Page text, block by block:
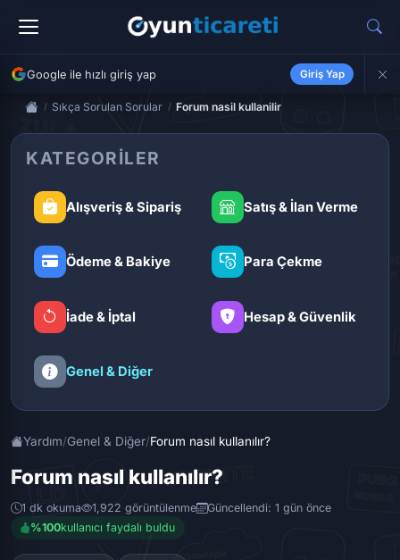
Google ile hızlı giriş yap Giriş Yap
Sıkça Sorulan Sorular Forum nasil kullanilir
KATEGORILER
Alışveriş & Sipariş Satış & İlan Verme
Ödeme & Bakiye Para Çekme
İade & İptal Hesap & Güvenlik
Genel & Diğer
Yardım/Genel & Diğer/Forum nasıl kullanılır?
Forum nasıl kullanılır?
1 dk okuma 1,922 görüntülenme
Güncellendi: 1 gün önce
%100kullanıcı faydalı buldu